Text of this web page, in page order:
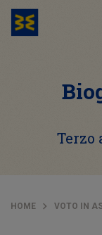
Terzo
HOME VOTO IN